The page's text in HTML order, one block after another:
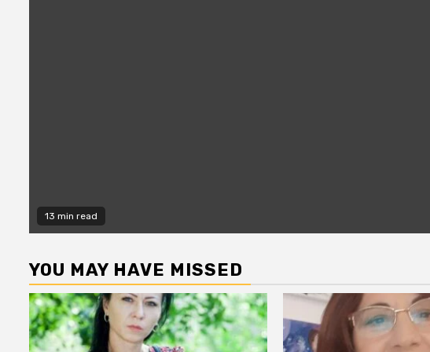
13 min read
YOU MAY HAVE MISSED